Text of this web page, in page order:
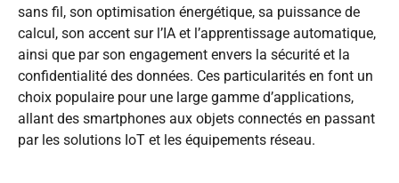
sans fil, son optimisation énergétique, sa puissance de
calcul, son accent sur l’IA et l’apprentissage automatique,
ainsi que par son engagement envers la sécurité et la
confidentialité des données. Ces particularités en font un
choix populaire pour une large gamme d’applications,
allant des smartphones aux objets connectés en passant
par les solutions IoT et les équipements réseau.